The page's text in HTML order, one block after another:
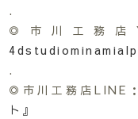
.
◎市川工務店
.
◎市川工務店LINE：
ト』